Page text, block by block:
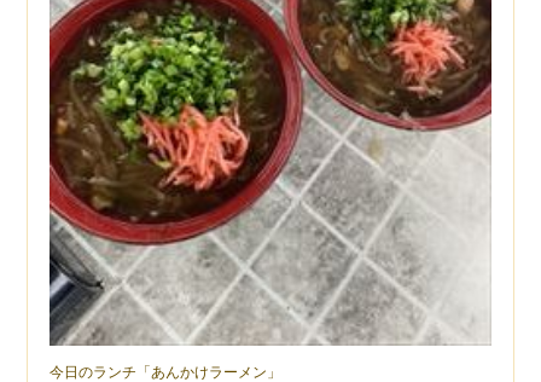
今日のランチ「あんかけラーメン」